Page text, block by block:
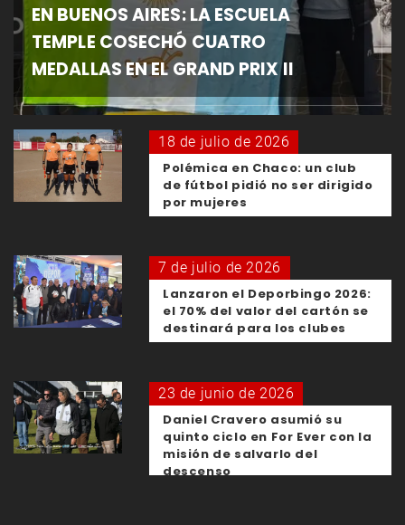
EN BUENOS AIRES: LA ESCUELA
TEMPLE COSECHÓ CUATRO
MEDALLAS EN EL GRAND PRIX II
18 de julio de 2026
Polémica en Chaco: un club
de fútbol pidió no ser dirigido
por mujeres
7 de julio de 2026
Lanzaron el Deporbingo 2026:
el 70% del valor del cartón se
destinará para los clubes
23 de junio de 2026
Daniel Cravero asumió su
quinto ciclo en For Ever con la
misión de salvarlo del
descenso